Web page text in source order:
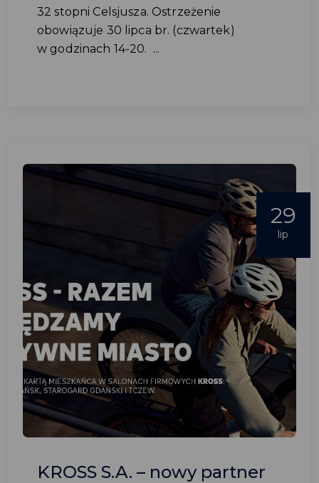
32 stopni Celsjusza. Ostrzeżenie
obowiązuje 30 lipca br. (czwartek)
w godzinach 14-20. ...
29
lip
KROSS S.A. – nowy partner